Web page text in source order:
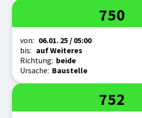
Linie
750
Zeitraum
von: 06.01. 25/ 05:00
bis: auf Weiteres
Richtung: beide
Ursache: Baustelle
Linie
752